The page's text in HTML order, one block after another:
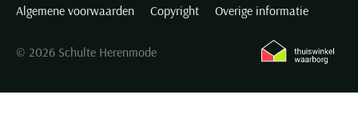
Algemene voorwaarden
Copyright Overige informatie
© 2026 Schulte Herenmode